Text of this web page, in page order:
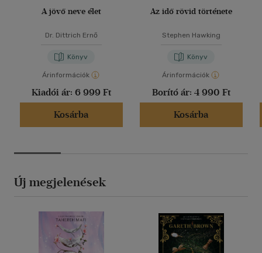
A jövő neve élet
Dr. Dittrich Ernő
Könyv
Árinformációk
Kiadói ár: 6 999 Ft
Kosárba
Az idő rövid története
Stephen Hawking
Könyv
Árinformációk
Borító ár: 4 990 Ft
Kosárba
Új megjelenések